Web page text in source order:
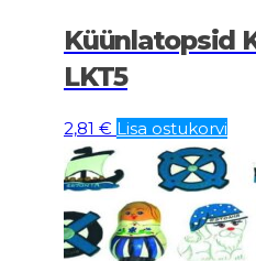
Küünlatopsid
LKT5
2,81 € Lisa ostukorvi